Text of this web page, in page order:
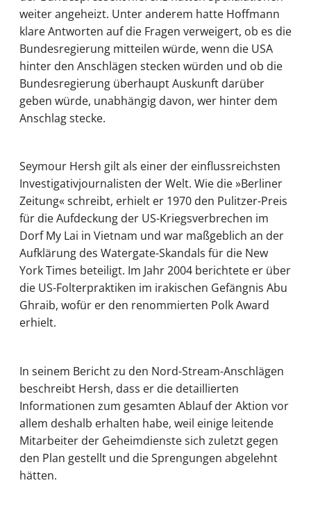
weiter angeheizt. Unter anderem hatte Hoffmann
klare Antworten auf die Fragen verweigert, ob es die
Bundesregierung mitteilen würde, wenn die USA
hinter den Anschlägen stecken würden und ob die
Bundesregierung überhaupt Auskunft darüber
geben würde, unabhängig davon, wer hinter dem
Anschlag stecke.
Seymour Hersh gilt als einer der einflussreichsten
Investigativjournalisten der Welt. Wie die »Berliner
Zeitung« schreibt, erhielt er 1970 den Pulitzer-Preis
für die Aufdeckung der US-Kriegsverbrechen im
Dorf My Lai in Vietnam und war maßgeblich an der
Aufklärung des Watergate-Skandals für die New
York Times beteiligt. Im Jahr 2004 berichtete er über
die US-Folterpraktiken im irakischen Gefängnis Abu
Ghraib, wofür er den renommierten Polk Award
erhielt.
In seinem Bericht zu den Nord-Stream-Anschlägen
beschreibt Hersh, dass er die detaillierten
Informationen zum gesamten Ablauf der Aktion vor
allem deshalb erhalten habe, weil einige leitende
Mitarbeiter der Geheimdienste sich zuletzt gegen
den Plan gestellt und die Sprengungen abgelehnt
hätten.